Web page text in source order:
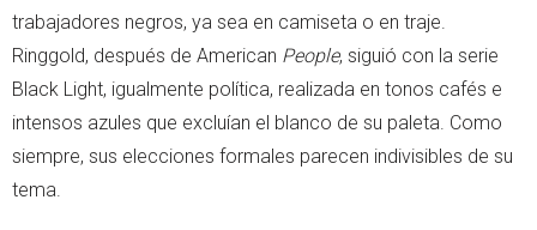
trabajadores negros, ya sea en camiseta o en traje.
Ringgold, después de American People, siguió con la serie
Black Light, igualmente política, realizada en tonos cafés e
intensos azules que excluían el blanco de su paleta. Como
siempre, sus elecciones formales parecen indivisibles de su
tema.